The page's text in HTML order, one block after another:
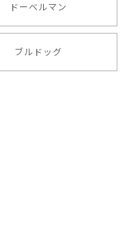
ドーベルマン
ブルドッグ